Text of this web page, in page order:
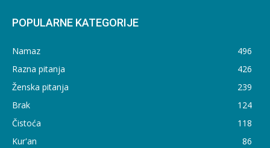
POPULARNE KATEGORIJE
Namaz
496
Razna pitanja
426
Ženska pitanja
239
Brak
124
Čistoća
118
Kur'an
86